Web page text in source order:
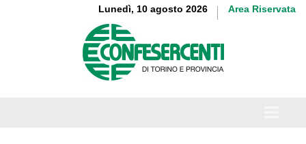
Lunedì, 10 agosto 2026 Area Riservata